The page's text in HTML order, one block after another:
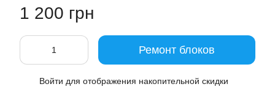
1 200 грн
Ремонт блоков
Войти для отображения накопительной скидки